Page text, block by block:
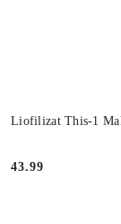
Liofilizat This-1
43.99